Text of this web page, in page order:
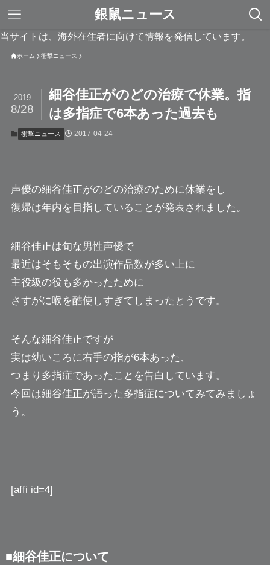
銀鼠ニュース
当サイトは、海外在住者に向けて情報を発信しています。
ホーム 衝撃ニュース
細谷佳正がのどの治療で休業。指
は多指症で6本あった過去も
2019
8/28
衝撃ニュース 2017-04-24
声優の細谷佳正がのどの治療のために休業をし
復帰は年内を目指していることが発表されました。
細谷佳正は旬な男性声優で
最近はそもそもの出演作品数が多い上に
主役級の役も多かったために
さすがに喉を酷使しすぎてしまったとうです。
そんな細谷佳正ですが
実は幼いころに右手の指が6本あった、
つまり多指症であったことを告白しています。
今回は細谷佳正が語った多指症についてみてみましょ
う。
[affi id=4]
■細谷佳正について